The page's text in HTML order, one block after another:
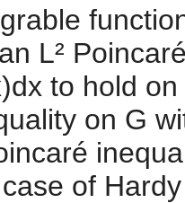
L²
to hold
on G
of